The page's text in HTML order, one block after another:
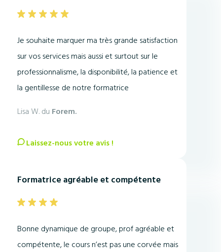
Je souhaite marquer ma très grande satisfaction
sur vos services mais aussi et surtout sur le
professionnalisme, la disponibilité, la patience et
la gentillesse de notre formatrice
Lisa W. du Forem.
Laissez-nous votre avis !
Formatrice agréable et compétente
Bonne dynamique de groupe, prof agréable et
compétente, le cours n’est pas une corvée mais